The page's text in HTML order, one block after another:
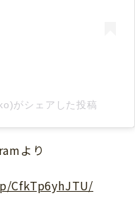
がシェアした投稿
より
CfkTp6yhJTU/